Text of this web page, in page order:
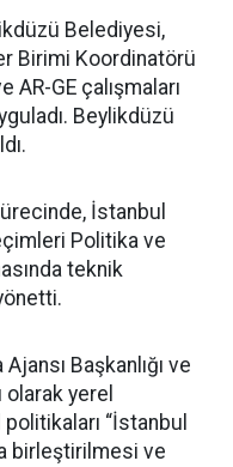
Belediyesi,
Birimi Koordinatörü
AR-GE çalışmaları
Beylikdüzü
İstanbul
Politika ve
teknik
Başkanlığı ve
yerel
“İstanbul
birleştirilmesi ve